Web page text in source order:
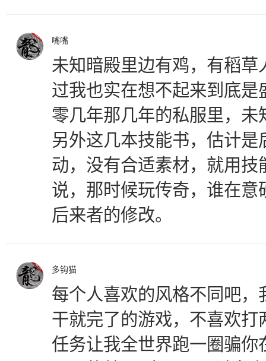
嘴嘴
未知暗殿里边有鸡，有稻
过我也实在想不起来到底
零几年那几年的私服里，
另外这几本技能书，估计
动，没有合适素材，就用
说，那时候玩传奇，谁在
后来者的修改。
多钩猫
每个人喜欢的风格不同吧
干就完了的游戏，不喜欢打
任务让我全世界跑一圈骗